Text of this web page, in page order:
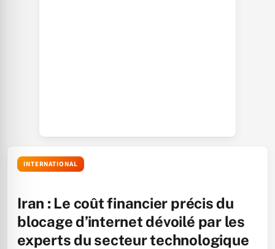
INTERNATIONAL
Iran : Le coût financier précis du
blocage d’internet dévoilé par les
experts du secteur technologique